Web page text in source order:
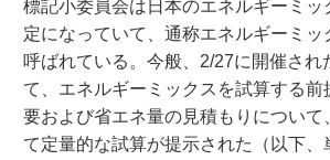
標記小委員会は日本のエネルギーミッ
定になっていて、通称エネルギーミッ
呼ばれている。今般、2/27に開催され
て、エネルギーミックスを試算する前
要および省エネ量の見積もりについて
て定量的な試算が提示された（以下、